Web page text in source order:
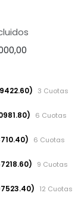
3 Cuotas
6 Cuotas
6 Cuotas
9 Cuotas
12 Cuotas